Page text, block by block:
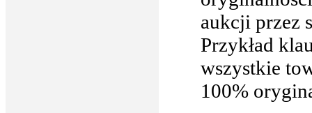
aukcji przez
Przykład
wszystkie
100%